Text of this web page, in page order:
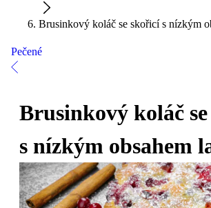
Brusinkový koláč se skořicí s nízkým
Pečené
Brusinkový koláč
s nízkým obsahem